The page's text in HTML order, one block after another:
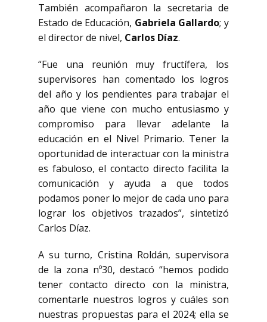
También acompañaron la secretaria de
Estado de Educación, Gabriela Gallardo; y
el director de nivel, Carlos Díaz.
“Fue una reunión muy fructífera, los
supervisores han comentado los logros
del año y los pendientes para trabajar el
año que viene con mucho entusiasmo y
compromiso para llevar adelante la
educación en el Nivel Primario. Tener la
oportunidad de interactuar con la ministra
es fabuloso, el contacto directo facilita la
comunicación y ayuda a que todos
podamos poner lo mejor de cada uno para
lograr los objetivos trazados”, sintetizó
Carlos Díaz.
A su turno, Cristina Roldán, supervisora
de la zona nº30, destacó “hemos podido
tener contacto directo con la ministra,
comentarle nuestros logros y cuáles son
nuestras propuestas para el 2024; ella se